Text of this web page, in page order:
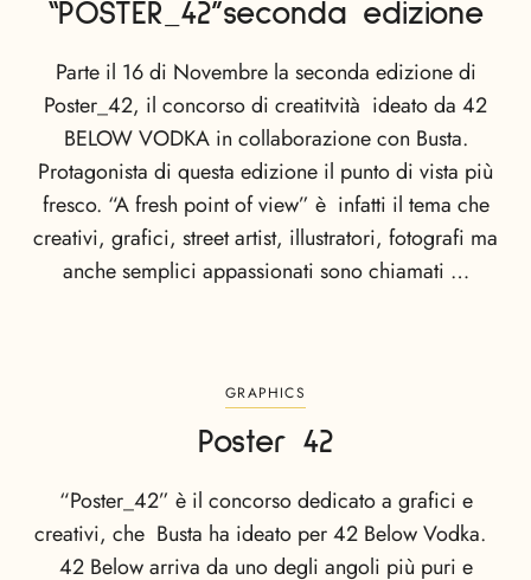
“POSTER_42”seconda edizione
Parte il 16 di Novembre la seconda edizione di
Poster_42, il concorso di creatitvità ideato da 42
BELOW VODKA in collaborazione con Busta.
Protagonista di questa edizione il punto di vista più
fresco. “A fresh point of view” è infatti il tema che
creativi, grafici, street artist, illustratori, fotografi ma
anche semplici appassionati sono chiamati …
GRAPHICS
Poster 42
“Poster_42” è il concorso dedicato a grafici e
creativi, che Busta ha ideato per 42 Below Vodka.
42 Below arriva da uno degli angoli più puri e